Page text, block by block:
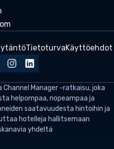
TietoturvaKäyttöehdot
Channel Manager -ratkaisu, joka
helpompaa, nopeampaa ja
saatavuudesta hintoihin ja
hotelleja hallitsemaan
yhdeltä